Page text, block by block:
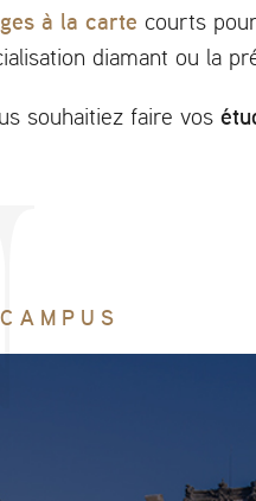
à la carte courts
diamant ou la
souhaitiez faire vos